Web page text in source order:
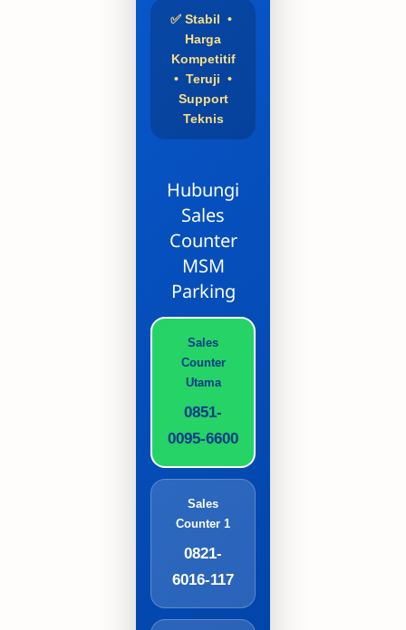
✅ Stabil •
Harga
Kompetitif
• Teruji •
Support
Teknis
Hubungi
Sales
Counter
MSM
Parking
Sales
Counter
Utama
0851-
0095-6600
Sales
Counter 1
0821-
6016-117